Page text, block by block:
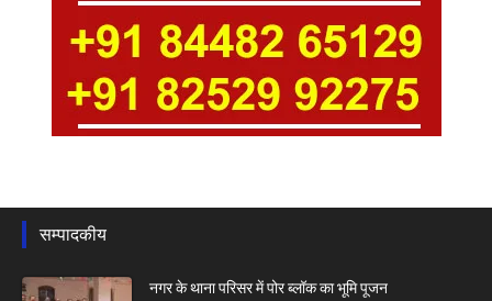
सम्पादकीय
नगर के थाना परिसर में पोर ब्लॉक का भूमि पूजन